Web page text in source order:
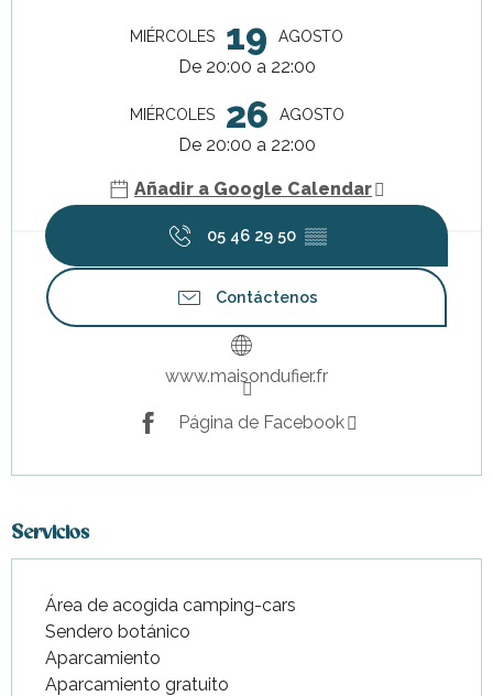
MIÉRCOLES 19 AGOSTO
De 20:00 a 22:00
MIÉRCOLES 26 AGOSTO
De 20:00 a 22:00
Añadir a Google Calendar
05 46 29 50 ▒▒
Contáctenos
www.maisondufier.fr
Página de Facebook
Servicios
Área de acogida camping-cars
Sendero botánico
Aparcamiento
Aparcamiento gratuito